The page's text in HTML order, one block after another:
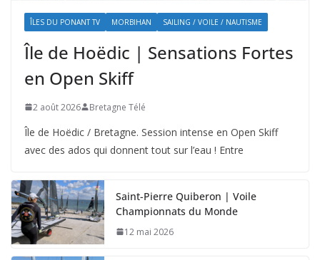
ÎLES DU PONANT TV MORBIHAN SAILING / VOILE / NAUTISME
Île de Hoëdic | Sensations Fortes
en Open Skiff
2 août 2026 Bretagne Télé
Île de Hoëdic / Bretagne. Session intense en Open Skiff
avec des ados qui donnent tout sur l’eau ! Entre
Saint-Pierre Quiberon | Voile
Championnats du Monde
12 mai 2026